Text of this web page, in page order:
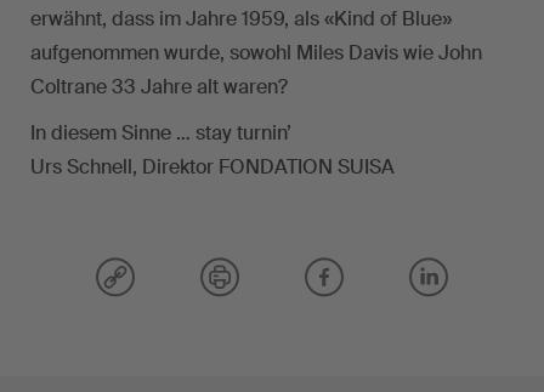
erwähnt, dass im Jahre 1959, als «Kind of Blue»
aufgenommen wurde, sowohl Miles Davis wie John
Coltrane 33 Jahre alt waren?
In diesem Sinne … stay turnin’
Urs Schnell, Direktor FONDATION SUISA